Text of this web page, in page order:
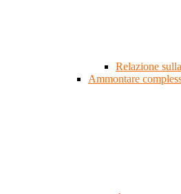
Relazione
Ammontare